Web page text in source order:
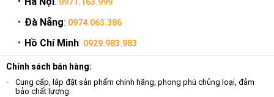
0971.163.999
Đà Nẵng: 0974.063.386
Hồ Chí Minh: 0929.983.983
Chính sách bán hàng:
Cung cấp, lắp đặt sản phẩm chính hãng, phong phú chủng loại, đảm
bảo chất lượng.